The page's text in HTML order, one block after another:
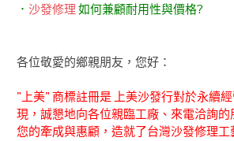
． 沙發修理 如何兼顧耐用性與價格?
各位敬愛的鄉親朋友，您好：
"上美" 商標註冊是 上美沙發行對於永續
現，誠懇地向各位親臨工廠、來電洽詢
您的牽成與惠顧，造就了台灣沙發修理